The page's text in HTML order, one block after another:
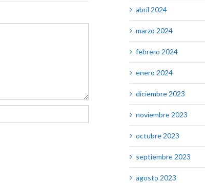
abril 2024
marzo 2024
febrero 2024
enero 2024
diciembre 2023
noviembre 2023
octubre 2023
septiembre 2023
agosto 2023